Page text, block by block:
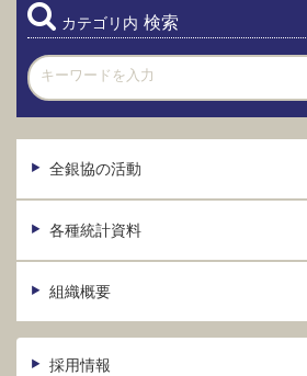
カテゴリ内 検索
全銀協の活動
各種統計資料
組織概要
採用情報